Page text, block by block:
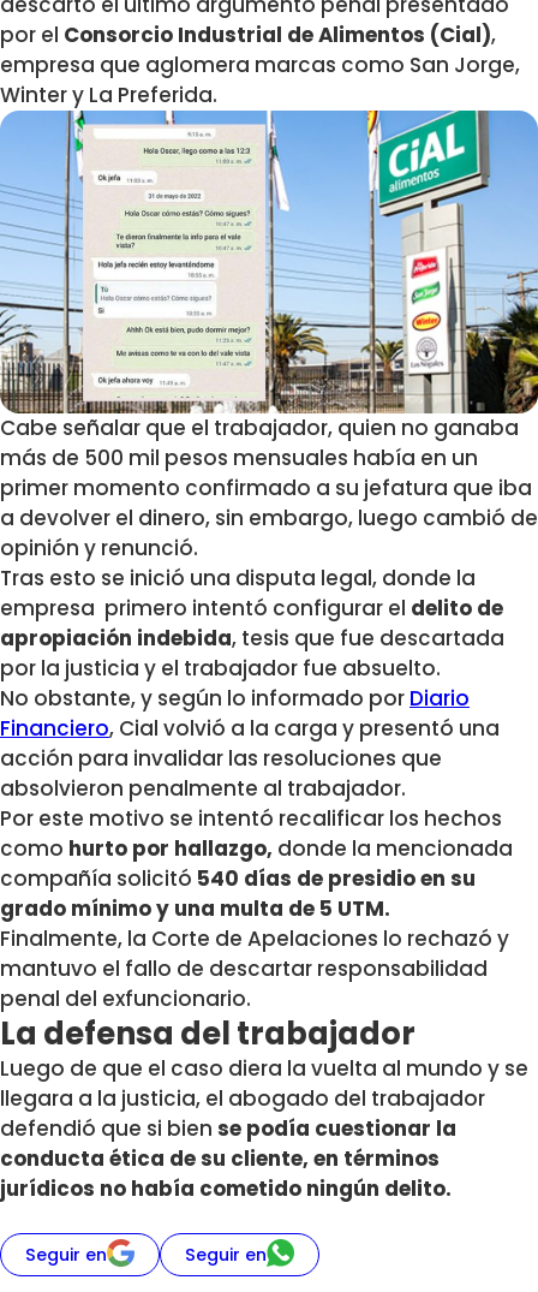
por el Consorcio Industrial de Alimentos (Cial),
empresa que aglomera marcas como San Jorge,
Winter y La Preferida.
Cabe señalar que el trabajador, quien no ganaba
más de 500 mil pesos mensuales había en un
primer momento confirmado a su jefatura que iba
a devolver el dinero, sin embargo, luego cambió de
opinión y renunció.
Tras esto se inició una disputa legal, donde la
empresa primero intentó configurar el delito de
apropiación indebida, tesis que fue descartada
por la justicia y el trabajador fue absuelto.
No obstante, y según lo informado por Diario
Financiero, Cial volvió a la carga y presentó una
acción para invalidar las resoluciones que
absolvieron penalmente al trabajador.
Por este motivo se intentó recalificar los hechos
como hurto por hallazgo, donde la mencionada
compañía solicitó 540 días de presidio en su
grado mínimo y una multa de 5 UTM.
Finalmente, la Corte de Apelaciones lo rechazó y
mantuvo el fallo de descartar responsabilidad
penal del exfuncionario.
La defensa del trabajador
Luego de que el caso diera la vuelta al mundo y se
llegara a la justicia, el abogado del trabajador
defendió que si bien se podía cuestionar la
conducta ética de su cliente, en términos
jurídicos no había cometido ningún delito.
Seguir en Seguir en